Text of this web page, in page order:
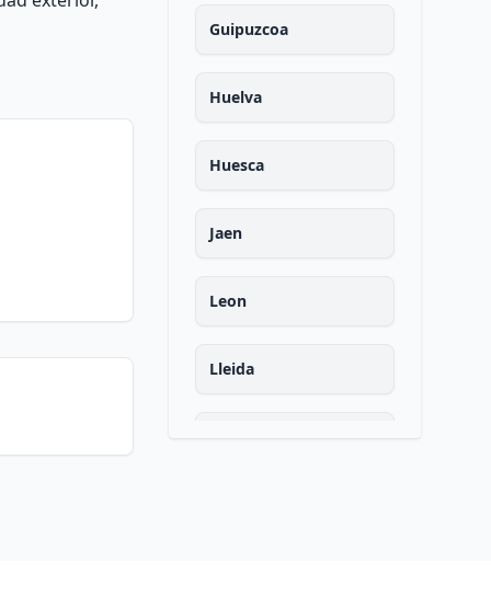
Guipuzcoa
Huelva
Huesca
Jaen
Leon
Lleida